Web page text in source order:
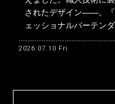
されたデザイン――。『
ェッショナルバーテン
2026.07.10 Fri